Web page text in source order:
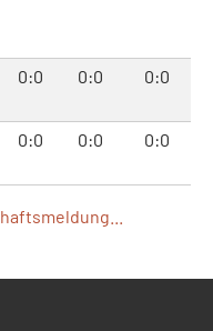
0:0 0:0 0:0
0:0 0:0 0:0